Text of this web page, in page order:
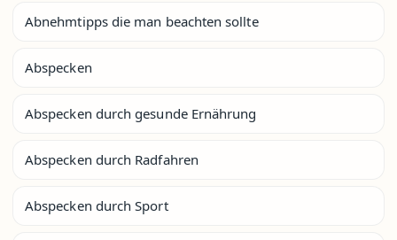
Abnehmtipps die man beachten sollte
Abspecken
Abspecken durch gesunde Ernährung
Abspecken durch Radfahren
Abspecken durch Sport